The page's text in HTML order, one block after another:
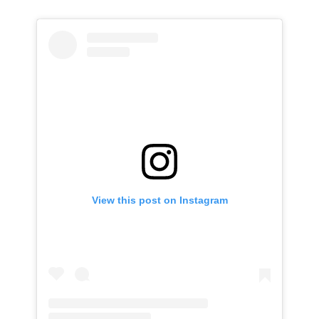
View this post on Instagram